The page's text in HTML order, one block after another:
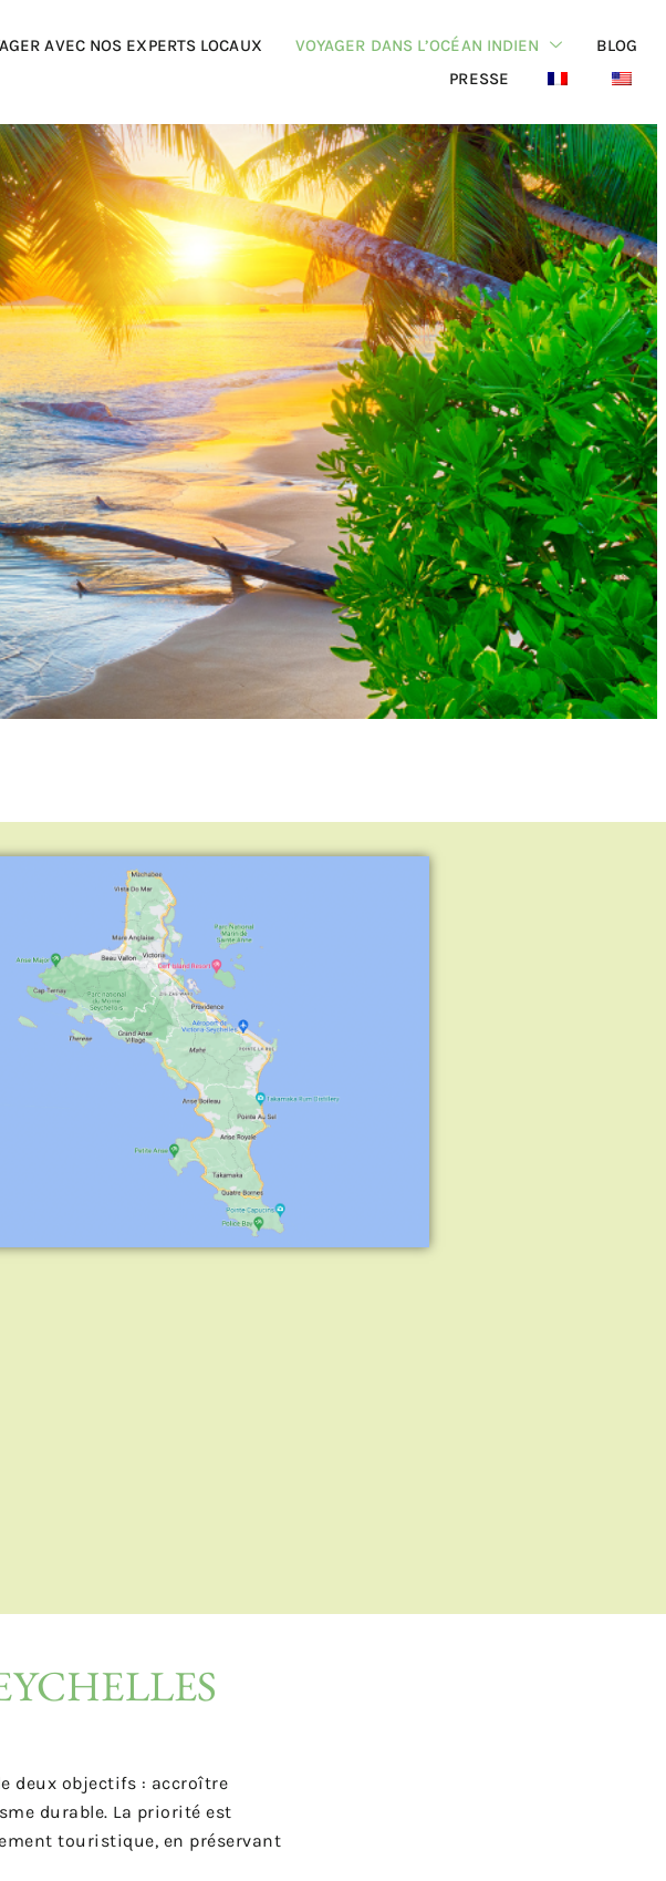
AVEC NOS EXPERTS LOCAUX VOYAGER DANS L’OCÉAN INDIEN
BLOG
PRESSE
deux objectifs : accroître
durable. La priorité est
touristique, en préservant